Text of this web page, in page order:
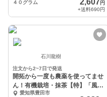
４０グラム
2,607 円
+送料690円
石川龍樹
注文から2~7日で発送
開拓から一度も農薬を使ってませ
ん！有機栽培・抹茶【特】「風華
の詩」
愛知県豊田市